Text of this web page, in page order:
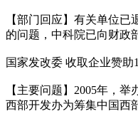
【部门回应】有关单位
的问题，中科院已向财政
国家发改委 收取企业赞助
【主要问题】2005年，
西部开发办为筹集中国西